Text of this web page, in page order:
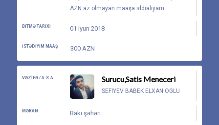
AZN az olmayan maaşa iddialıyam.
BITMƏ TARIXI 01 iyun 2018
İSTƏDIYIM MAAŞ 300 AZN
VƏZIFƏ / A.S.A. Surucu,Satis Meneceri
SEFIYEV BABEK ELXAN OGLU
MƏKAN Bakı şəhəri